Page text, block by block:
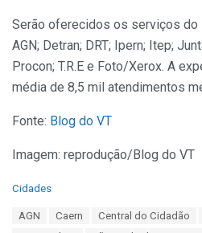
Serão oferecidos os serviços do
AGN; Detran; DRT; Ipern; Itep;
Procon; T.R.E e Foto/Xerox. A
média de 8,5 mil atendimentos
Fonte: Blog do VT
Imagem: reprodução/Blog do VT
C
Cidades
AGN Caern Central do Cidadão